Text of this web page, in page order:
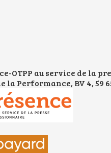
OTPP au service de la
la Performance, BV 4, 59